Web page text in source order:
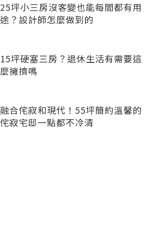
25坪小三房沒客變也能每間都有用
途？設計師怎麼做到的
15坪硬塞三房？退休生活有需要這
麼擁擠嗎
融合侘寂和現代！55坪簡約溫馨的
侘寂宅邸一點都不冷清